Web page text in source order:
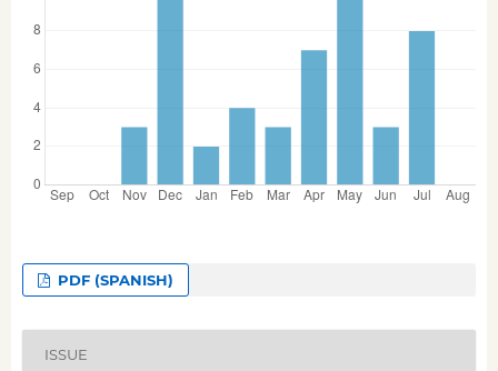
PDF (SPANISH)
ISSUE